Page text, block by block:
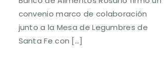
convenio marco de colaboración
junto a la Mesa de Legumbres de
Santa Fe con […]